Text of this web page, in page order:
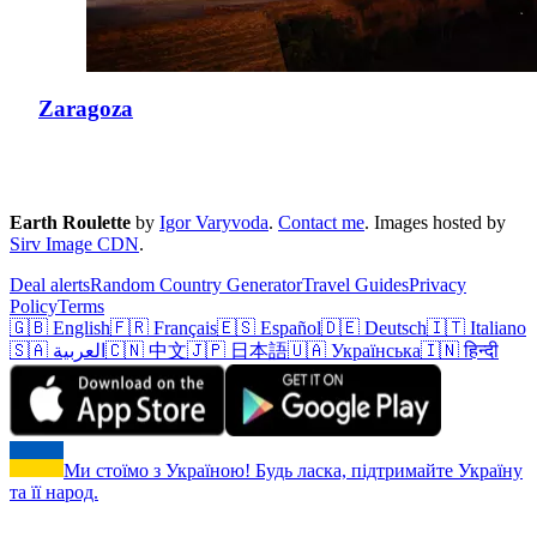
Zaragoza
Earth Roulette by Igor Varyvoda. Contact me. Images hosted by
Sirv Image CDN.
Deal alertsRandom Country GeneratorTravel GuidesPrivacy
PolicyTerms
🇬🇧 English🇫🇷 Français🇪🇸 Español🇩🇪 Deutsch🇮🇹 Italiano
🇸🇦 العربية 🇨🇳 中文🇯🇵 日本語🇺🇦 Українська🇮🇳 हिन्दी
Ми стоїмо з Україною! Будь ласка, підтримайте Україну
та її народ.